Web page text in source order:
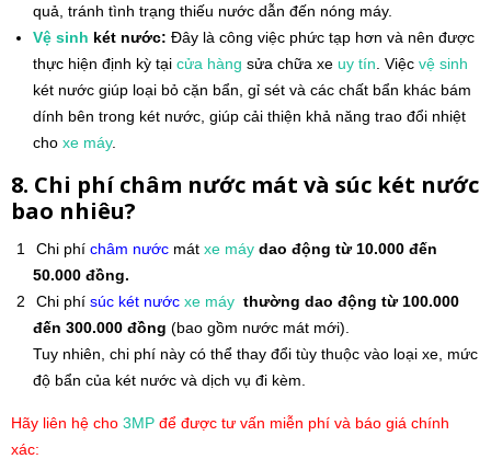
quả, tránh tình trạng thiếu nước dẫn đến nóng máy.
Vệ sinh két nước: Đây là công việc phức tạp hơn và nên được
thực hiện định kỳ tại cửa hàng sửa chữa xe uy tín . Việc vệ sinh
két nước giúp loại bỏ cặn bẩn, gỉ sét và các chất bẩn khác bám
dính bên trong két nước, giúp cải thiện khả năng trao đổi nhiệt
cho xe máy.
8. Chi phí châm nước mát và súc két nước
bao nhiêu?
Chi phí châm nước mát xe máy dao động từ 10.000 đến
50.000 đồng.
Chi phí súc két nước xe máy thường dao động từ 100.000
đến 300.000 đồng (bao gồm nước mát mới).
Tuy nhiên, chi phí này có thể thay đổi tùy thuộc vào loại xe, mức
độ bẩn của két nước và dịch vụ đi kèm.
Hãy liên hệ cho 3MP để được tư vấn miễn phí và báo giá chính
xác: